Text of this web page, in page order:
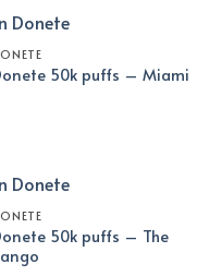
50k puffs – Miami
50k puffs – The